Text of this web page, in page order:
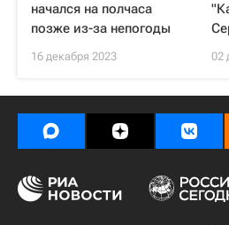
начался на полчаса
позже из-за непогоды
16 декабря 2023 02